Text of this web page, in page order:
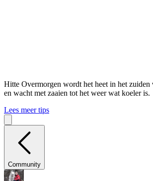
Hitte Overmorgen wordt het heet in het
en wacht met zaaien tot het weer wat koeler is.
Lees meer tips
Community